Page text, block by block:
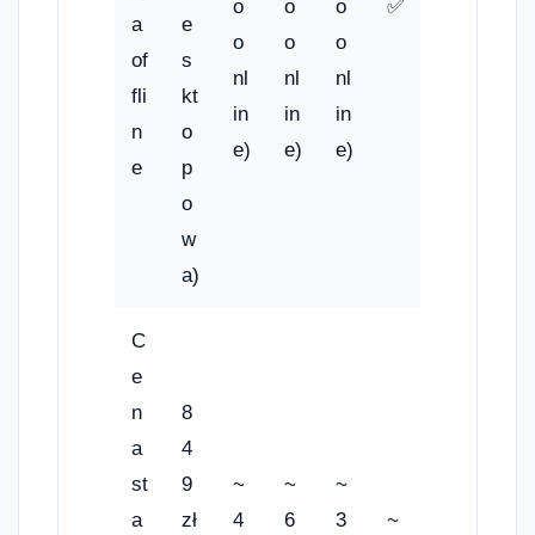
a
of
fli
n
e
e
s
kt
o
p
o
w
a)
o
o
nl
in
e)
o
o
nl
in
e)
o
o
nl
in
e)
✅
C
e
n
a
st
a
8
4
9
zł
~
4
~
6
~
3
~